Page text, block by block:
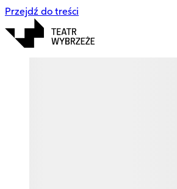
Przejdź do treści